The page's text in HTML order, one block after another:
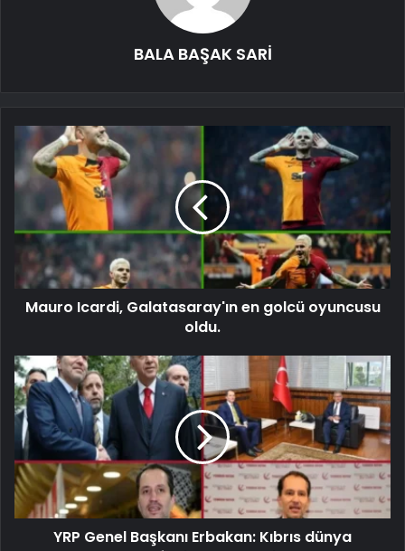
BALA BAŞAK SARİ
Mauro Icardi, Galatasaray'ın en golcü oyuncusu
oldu.
YRP Genel Başkanı Erbakan: Kıbrıs dünya